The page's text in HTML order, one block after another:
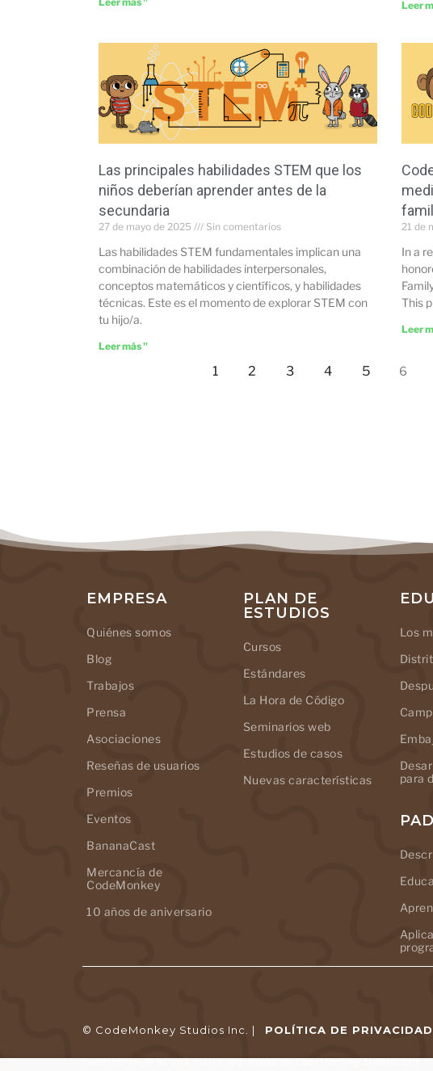
Leer
Las principales habilidades STEM que los
niños deberían aprender antes de la
secundaria
27 de mayo de 2025 Sin comentarios
Las habilidades STEM fundamentales implican una
combinación de habilidades interpersonales,
conceptos matemáticos y científicos, y habilidades
técnicas. Este es el momento de explorar STEM con
tu hijo/a.
Leer más "
21 de
In a
This
Leer
1 2 3 4 5 6
EMPRESA
Quiénes somos
Blog
Trabajos
Prensa
Asociaciones
Reseñas de usuarios
Premios
Eventos
BananaCast
Mercancía de
CodeMonkey
10 años de aniversario
PLAN DE
ESTUDIOS
Cursos
Estándares
La Hora de Código
Seminarios web
Estudios de casos
Nuevas características
Los
para
© CodeMonkey Studios Inc. | POLÍTICA DE PRIVACIDAD